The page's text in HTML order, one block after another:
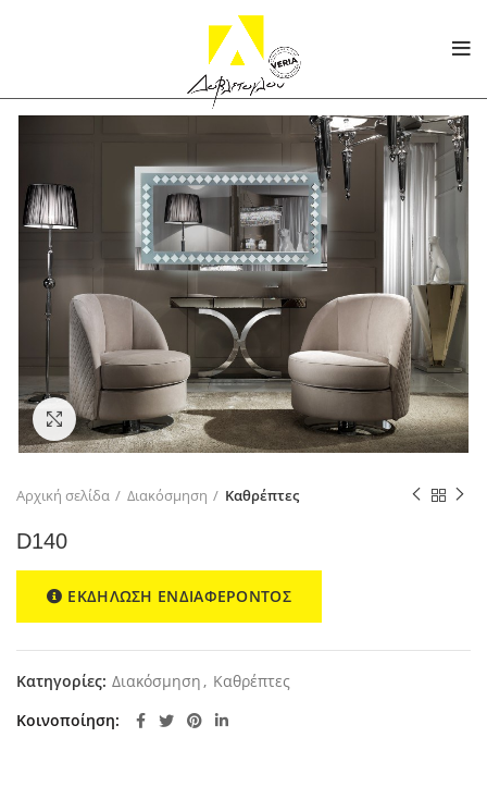
Click to enlarge
Αρχική σελίδα Διακόσμηση Καθρέπτες
D140
ΕΚΔΗΛΩΣΗ ΕΝΔΙΑΦΕΡΟΝΤΟΣ
Κατηγορίες: Διακόσμηση , Καθρέπτες
Κοινοποίηση